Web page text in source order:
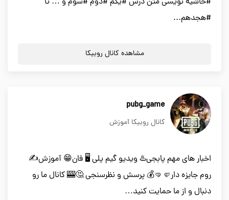
#هجدهم...
مشاهده کانال روبیکا
pubg_game
کانال روبیکا آموزش
اخبار های مهم پابجی♨️ ویدیو گیم پلی 🖥️ فان😁 آموزش✍️
روم جایزه دار🤛🤜💰 پرسش و نظرسنجی 🤔🎰 کانال ما رو
دنبال و از ما حمایت کنید…